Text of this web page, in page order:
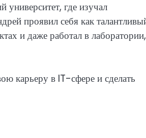
где изучал
проявил себя как
и даже работал в лаборатории,
карьеру в IT-сфере и сделать